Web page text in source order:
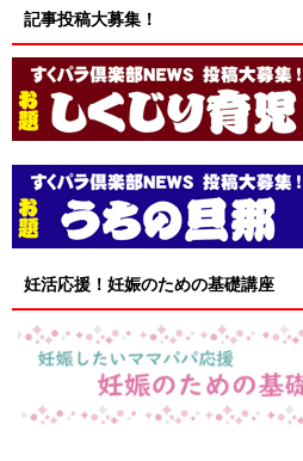
記事投稿大募集！
妊活応援！妊娠のための基礎講座